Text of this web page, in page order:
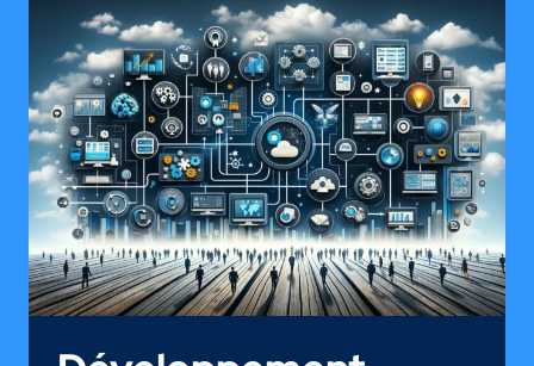
PARTIR
D’UN
SITE
OU
D’UNE
APPLICATION
WEB
À
LA
RÉUNION